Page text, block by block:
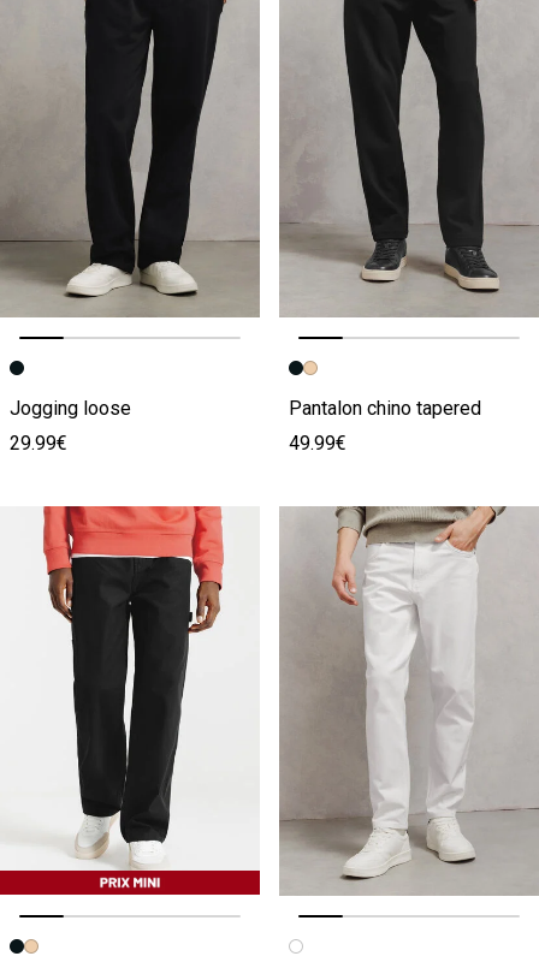
Image précédente
Image suivante
Jogging loose
29.99€
Image précédente
Image suivante
Pantalon chino tapered
49.99€
Image précédente
Image suivante
Image précédente
Image suivante